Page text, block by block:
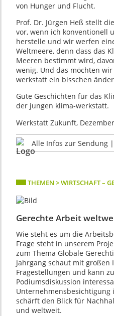
von Hunger und Flucht.
Prof. Dr. Jürgen Heß stellt
vor, wenn ich konventionell
herstelle und wir werfen
Weltmeere, denn dass das
Meeren bestimmt wird,
wenig. Und das möchten
werkstatt ein bisschen
Gute Geschichten für das
der jungen klima-werkstatt.
Werkstatt Zukunft,
Alle Infos zur Sendung
THEMEN > WIRTSCHAFT –
Gerechte Arbeit
Wie steht es um die
Frage steht in unserem
zum Thema Globale
Jahrgang schaut mit
Fragestellungen und kann
Podiumsdiskussion
Unternehmensbesichtigung
schärft den Blick für
und weltweit.